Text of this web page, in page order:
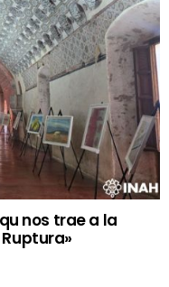
nos trae a la